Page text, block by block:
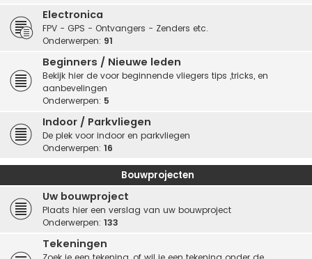
Electronica
FPV - GPS - Ontvangers - Zenders etc.
Onderwerpen: 91
Beginners / Nieuwe leden
Bekijk hier de voor beginnende vliegers tips ,tricks, en
aanbevelingen
Onderwerpen: 5
Indoor / Parkvliegen
De plek voor indoor en parkvliegen
Onderwerpen: 16
Bouwprojecten
Uw bouwproject
Plaats hier een verslag van uw bouwproject
Onderwerpen: 133
Tekeningen